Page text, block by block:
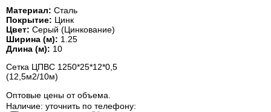
Материал: Сталь
Покрытие: Цинк
Цвет: Серый (Цинкование)
Ширина (м): 1.25
Длина (м): 10
Сетка ЦПВС 1250*25*12*0,5
(12,5м2/10м)
Оптовые цены от объема.
Наличие: уточнить по телефону: